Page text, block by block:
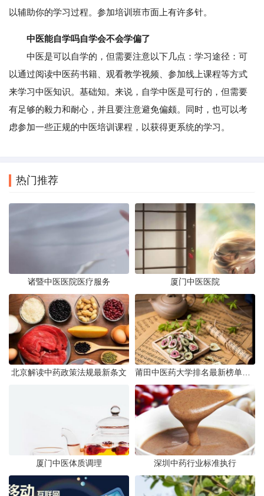
以辅助你的学习过程。参加培训班市面上有许多针。
中医能自学吗自学会不会学偏了
中医是可以自学的，但需要注意以下几点：学习途径：可
以通过阅读中医药书籍、观看教学视频、参加线上课程等方式
来学习中医知识。基础知。来说，自学中医是可行的，但需要
有足够的毅力和耐心，并且要注意避免偏颇。同时，也可以考
虑参加一些正规的中医培训课程，以获得更系统的学习。
热门推荐
诸暨中医医院医疗服务 厦门中医医院
北京解读中药政策法规最新条文
厦门中医体质调理 深圳中药行业标准执行